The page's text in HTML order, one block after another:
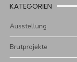
KATEGORIEN
Ausstellung
Brutprojekte